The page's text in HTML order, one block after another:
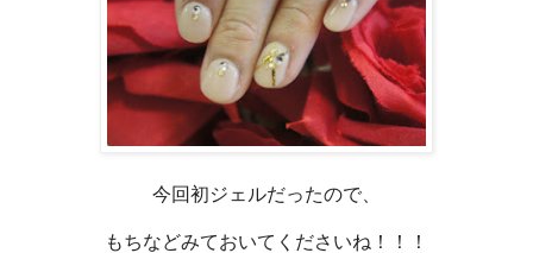
今回初ジェルだったので、
もちなどみておいてくださいね！！！